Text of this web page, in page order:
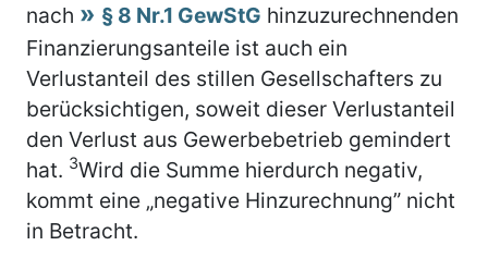
nach
§ 8 Nr.1 GewStG hinzuzurechnenden
Finanzierungsanteile ist auch ein
Verlustanteil des stillen Gesellschafters zu
berücksichtigen, soweit dieser Verlustanteil
den Verlust aus Gewerbebetrieb gemindert
hat. 3Wird die Summe hierdurch negativ,
kommt eine „negative Hinzurechnung” nicht
in Betracht.